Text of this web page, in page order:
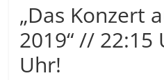
„Das Konzert
2019“ // 22:15
Uhr!